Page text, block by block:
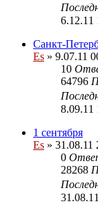
6.12.11
Санкт-
Es » 9.07.11
10
64796
8.09.11
1 сентября
Es » 31.08.11
0
28268